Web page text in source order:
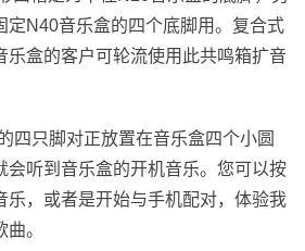
定N40音乐盒的四个底脚用。复合式
乐盒的客户可轮流使用此共鸣箱扩音
四只脚对正放置在音乐盒四个小圆
会听到音乐盒的开机音乐。您可以按
乐，或者是开始与手机配对，体验我
。